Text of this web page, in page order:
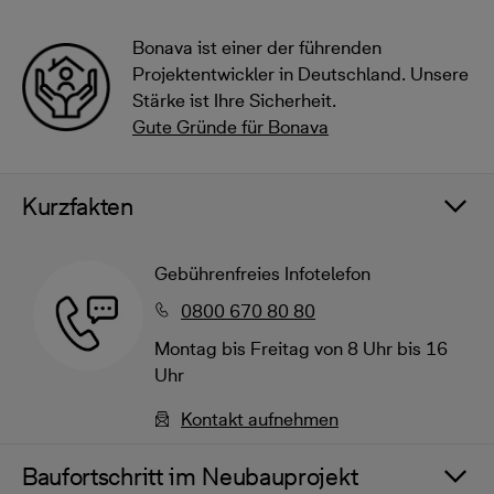
Bonava ist einer der führenden
Projektentwickler in Deutschland. Unsere
Stärke ist Ihre Sicherheit.
Gute Gründe für Bonava
Kurzfakten
Gebührenfreies Infotelefon
0800 670 80 80
Montag bis Freitag von 8 Uhr bis 16
Uhr
Kontakt aufnehmen
Baufortschritt im Neubauprojekt